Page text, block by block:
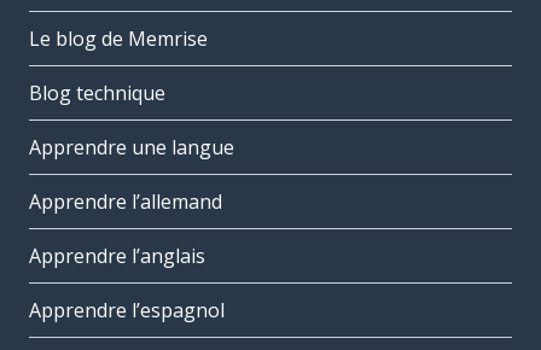
Le blog de Memrise
Blog technique
Apprendre une langue
Apprendre l’allemand
Apprendre l’anglais
Apprendre l’espagnol